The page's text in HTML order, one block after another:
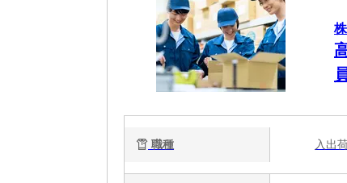
職種 入出